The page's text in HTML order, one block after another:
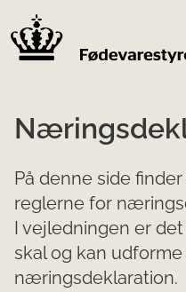
På denne side
reglerne for
​I vejledningen er
skal og kan
næringsdeklaration.